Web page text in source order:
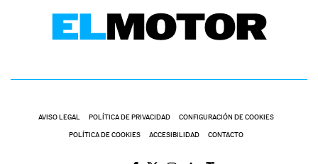
AVISO LEGAL POLÍTICA DE PRIVACIDAD CONFIGURACIÓN DE COOKIES
POLÍTICA DE COOKIES ACCESIBILIDAD CONTACTO